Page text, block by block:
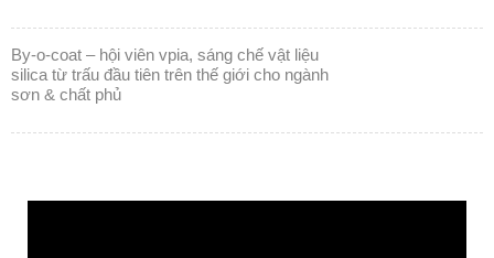
by-o-coat – hội viên vpia, sáng chế vật liệu
silica từ trấu đầu tiên trên thế giới cho ngành
sơn & chất phủ